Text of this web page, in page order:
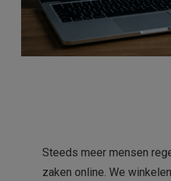
Steeds meer mensen
zaken online. We